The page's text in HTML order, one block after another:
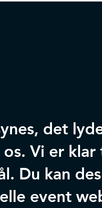
det
Vi er
Du kan
event